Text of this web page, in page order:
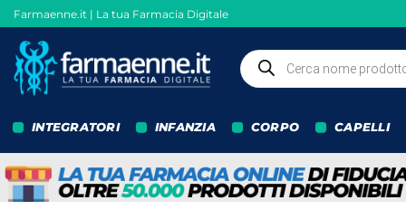
Salta
ai
contenuti
Farmaenne.it | La tua Farmacia Digitale
Ricerca
prodotti
INTEGRATORI INFANZIA CORPO CAPELLI